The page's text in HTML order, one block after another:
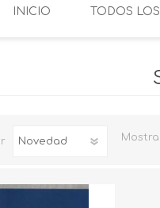
INICIO TODOS